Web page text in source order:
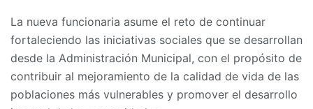
La nueva funcionaria asume el reto de continuar
fortaleciendo las iniciativas sociales que se desarrollan
desde la Administración Municipal, con el propósito de
contribuir al mejoramiento de la calidad de vida de las
poblaciones más vulnerables y promover el desarrollo